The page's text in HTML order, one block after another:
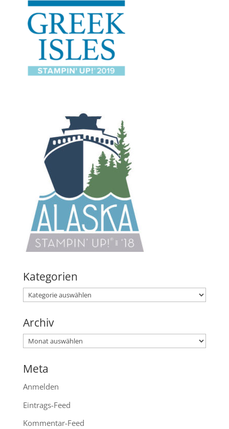
Kategorien
Kategorien
Archiv
Archiv
Meta
Anmelden
Eintrags-Feed
Kommentar-Feed